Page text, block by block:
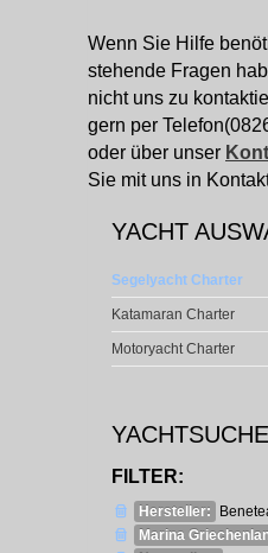
Wenn Sie Hilfe
stehende Fragen
nicht uns zu
gern per
oder über unser
Sie mit uns in
YACHT
Segelyacht Charter
Katamaran Charter
Motoryacht Charter
YACHTSUCHE
FILTER:
Hersteller:
Marina